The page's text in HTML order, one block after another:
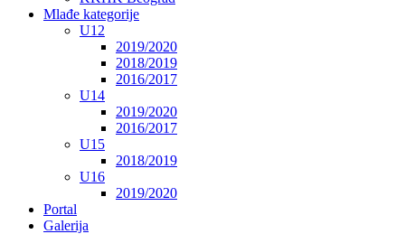
Mlađe kategorije
U12
2019/2020
2018/2019
2016/2017
U14
2019/2020
2016/2017
U15
2018/2019
U16
2019/2020
Portal
Galerija